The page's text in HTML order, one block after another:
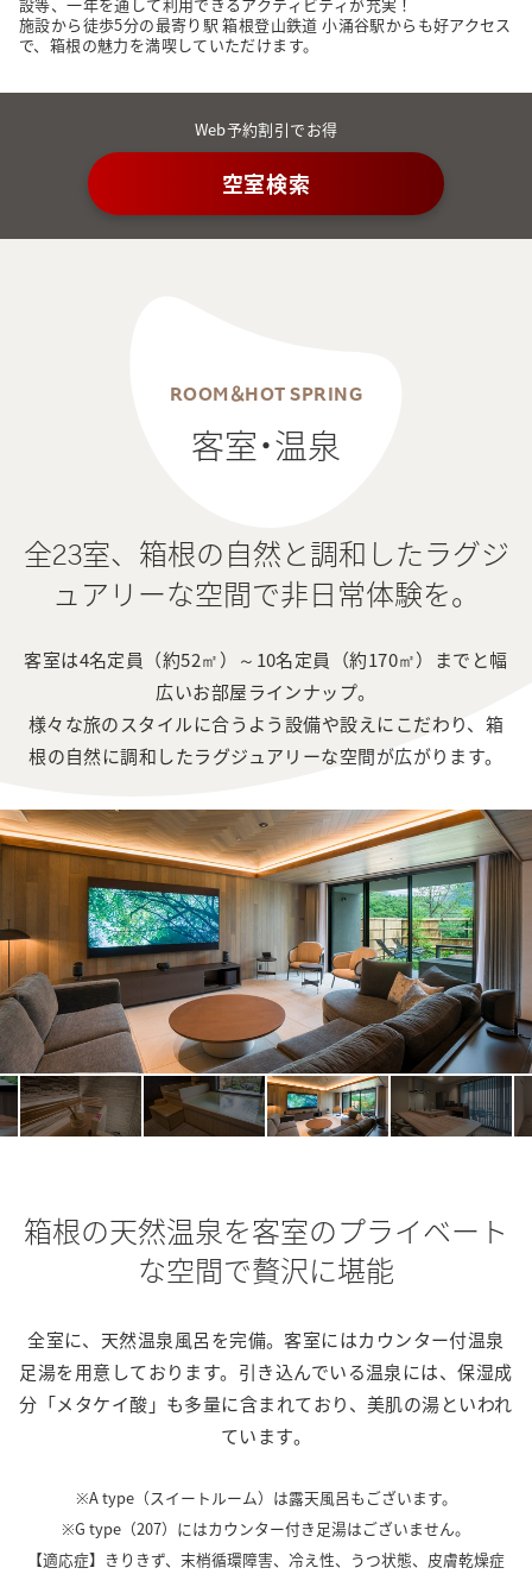
施設から徒歩5分の最寄り駅 箱根登山鉄道 小涌谷駅からも好アクセス
で、箱根の魅力を満喫していただけます。
Web予約割引でお得
空室検索
ROOM＆HOT SPRING
客室・温泉
全23室、箱根の自然と調和したラグジ
ュアリーな空間で非日常体験を。
客室は4名定員（約52㎡）～10名定員（約170㎡）までと幅
広いお部屋ラインナップ。
様々な旅のスタイルに合うよう設備や設えにこだわり、 箱
根の自然に調和したラグジュアリーな空間が広がります。
箱根の天然温泉を客室のプライベート
な空間で贅沢に堪能
全室に、天然温泉風呂を完備。客室にはカウンター付温泉
足湯を用意しております。 引き込んでいる温泉には、保湿成
分「メタケイ酸」も多量に含まれており、美肌の湯といわれ
ています。
※A type（スイートルーム）は露天風呂もございます。
※G type（207）にはカウンター付き足湯はございません。
【適応症】きりきず、末梢循環障害、冷え性、うつ状態、皮膚乾燥症